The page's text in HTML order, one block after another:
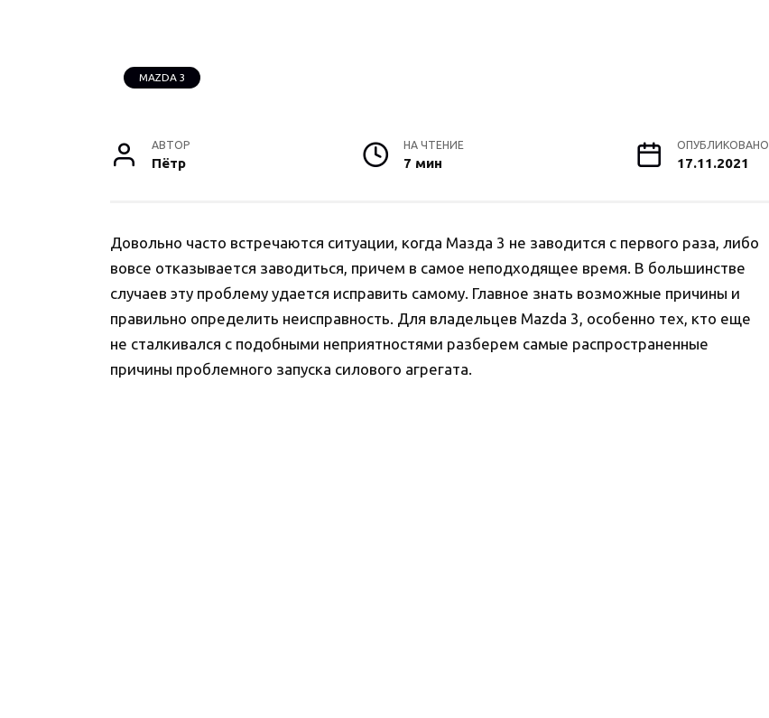
MAZDA 3
АВТОР
Пётр
НА ЧТЕНИЕ
7 мин
ОПУБЛИКОВАНО
17.11.2021
Довольно часто встречаются ситуации, когда Мазда 3 не заводится с первого раза, либо
вовсе отказывается заводиться, причем в самое неподходящее время. В большинстве
случаев эту проблему удается исправить самому. Главное знать возможные причины и
правильно определить неисправность. Для владельцев Mazda 3, особенно тех, кто еще
не сталкивался с подобными неприятностями разберем самые распространенные
причины проблемного запуска силового агрегата.